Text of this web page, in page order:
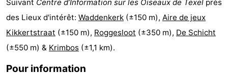
et
faire
Lieux
d'intérêt
-
Suivant Centre d’Information sur les Oiseaux de Texel près
des Lieux d'intérêt: Waddenkerk (±150 m), Aire de jeux
Kikkertstraat (±150 m), Roggesloot (±350 m), De Schicht
(±550 m) & Krimbos (±1,1 km).
Pour information